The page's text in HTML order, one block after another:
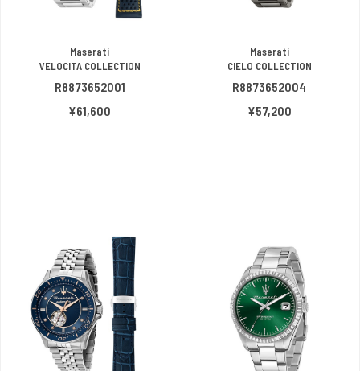
Maserati
VELOCITA COLLECTION
R8873652001
¥61,600
Maserati
CIELO COLLECTION
R8873652004
¥57,200